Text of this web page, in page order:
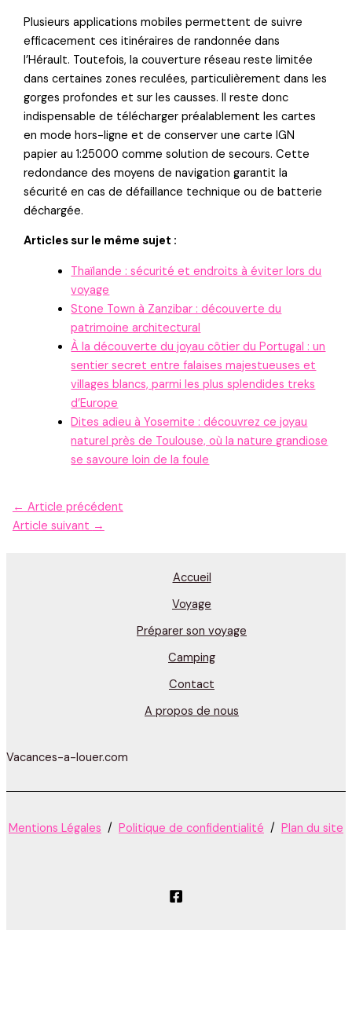
Plusieurs applications mobiles permettent de suivre
efficacement ces itinéraires de randonnée dans
l’Hérault. Toutefois, la couverture réseau reste limitée
dans certaines zones reculées, particulièrement dans les
gorges profondes et sur les causses. Il reste donc
indispensable de télécharger préalablement les cartes
en mode hors-ligne et de conserver une carte IGN
papier au 1:25000 comme solution de secours. Cette
redondance des moyens de navigation garantit la
sécurité en cas de défaillance technique ou de batterie
déchargée.
Articles sur le même sujet :
Thaïlande : sécurité et endroits à éviter lors du
voyage
Stone Town à Zanzibar : découverte du
patrimoine architectural
À la découverte du joyau côtier du Portugal : un
sentier secret entre falaises majestueuses et
villages blancs, parmi les plus splendides treks
d’Europe
Dites adieu à Yosemite : découvrez ce joyau
naturel près de Toulouse, où la nature grandiose
se savoure loin de la foule
← Article précédent
Article suivant →
Accueil
Voyage
Préparer son voyage
Camping
Contact
A propos de nous
Vacances-a-louer.com
Mentions Légales / Politique de confidentialité / Plan du site